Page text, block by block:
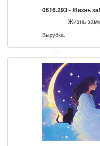
0616.293 - Жизнь
Жизнь
Вырубка.